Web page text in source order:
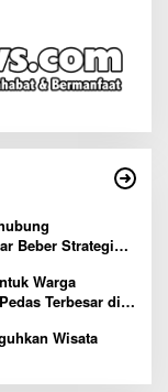
Beber Strategi
Warga
Terbesar di
Wisata